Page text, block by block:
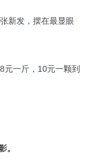
新发，摆在最显眼
元一斤，10元一颗到
。